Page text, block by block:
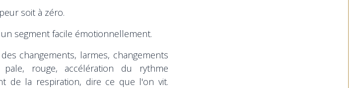
soit à zéro.
segment facile émotionnellement.
changements, larmes, changements
rouge, accélération du rythme
de la respiration, dire ce que l'on vit.